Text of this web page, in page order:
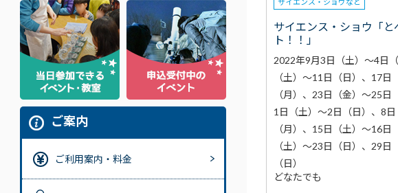
ご案内
ご利用案内・料金
サイエンス・ショウ「
ト！！」
2022年9月3日（土）～4日
（土）～11日（日）、17日
（月）、23日（金）～25日
1日（土）～2日（日）、8
（月）、15日（土）～16日
（土）～23日（日）、29日
（日）
どなたでも